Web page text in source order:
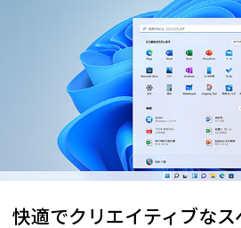
快適でクリエイティブな